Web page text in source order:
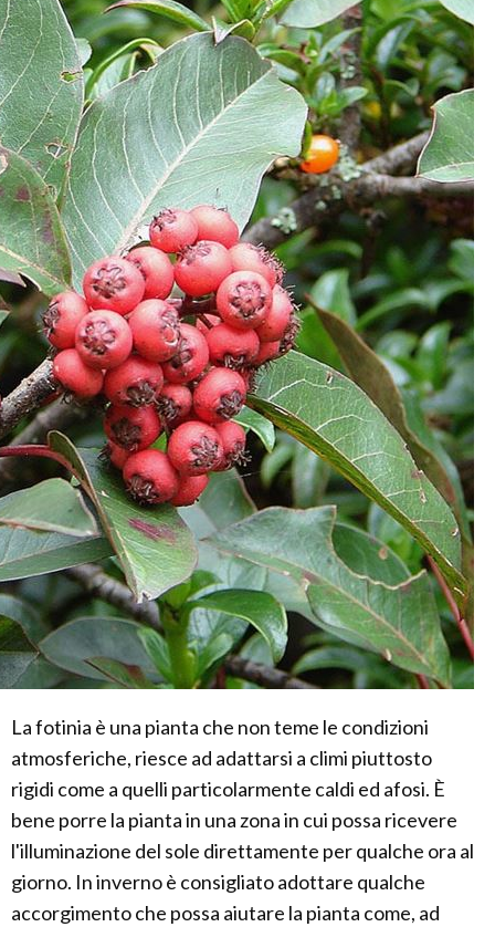
La fotinia è una pianta che non teme le condizioni
atmosferiche, riesce ad adattarsi a climi piuttosto
rigidi come a quelli particolarmente caldi ed afosi. È
bene porre la pianta in una zona in cui possa ricevere
l'illuminazione del sole direttamente per qualche ora al
giorno. In inverno è consigliato adottare qualche
accorgimento che possa aiutare la pianta come, ad